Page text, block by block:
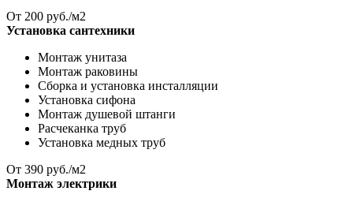
От 200 руб./м2
Установка сантехники
Монтаж унитаза
Монтаж раковины
Сборка и установка инсталляции
Установка сифона
Монтаж душевой штанги
Расчеканка труб
Установка медных труб
От 390 руб./м2
Монтаж электрики